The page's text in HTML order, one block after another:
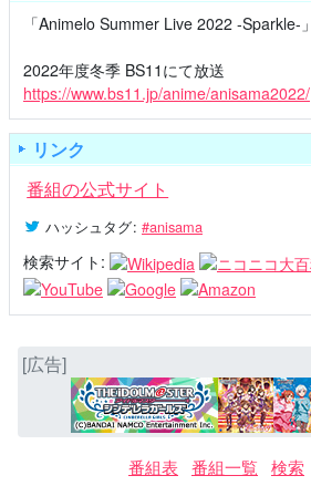
「Animelo Summer Live 2022 -Sparkle-」
2022年度冬季 BS11にて放送
https://www.bs11.jp/anime/anisama2022/
リンク
番組の公式サイト
ハッシュタグ: #anisama
検索サイト:
[広告]
番組表 番組一覧 検索